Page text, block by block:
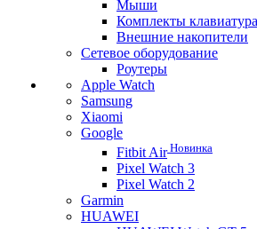
Мыши
Комплекты
Внешние накопители
Сетевое оборудование
Роутеры
Apple Watch
Samsung
Xiaomi
Google
Fitbit AirНовинка
Pixel Watch 3
Pixel Watch 2
Garmin
HUAWEI